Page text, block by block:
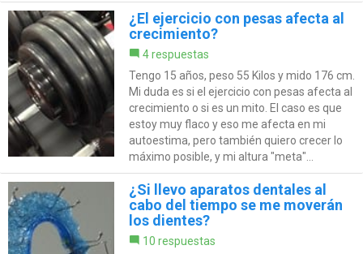
¿El ejercicio con pesas afecta al
crecimiento?
4 respuestas
Tengo 15 años, peso 55 Kilos y mido 176 cm.
Mi duda es si el ejercicio con pesas afecta al
crecimiento o si es un mito. El caso es que
estoy muy flaco y eso me afecta en mi
autoestima, pero también quiero crecer lo
máximo posible, y mi altura "meta"...
¿Si llevo aparatos dentales al
cabo del tiempo se me moverán
los dientes?
10 respuestas